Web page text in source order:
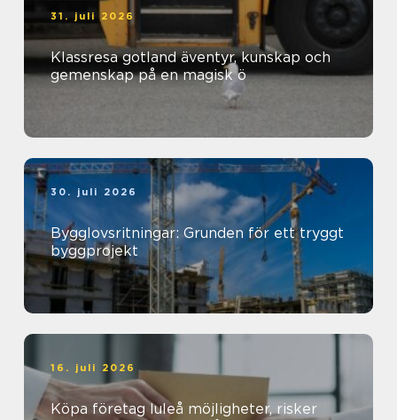
31. juli 2026
Klassresa gotland äventyr, kunskap och
gemenskap på en magisk ö
30. juli 2026
Bygglovsritningar: Grunden för ett tryggt
byggprojekt
16. juli 2026
Köpa företag luleå möjligheter, risker